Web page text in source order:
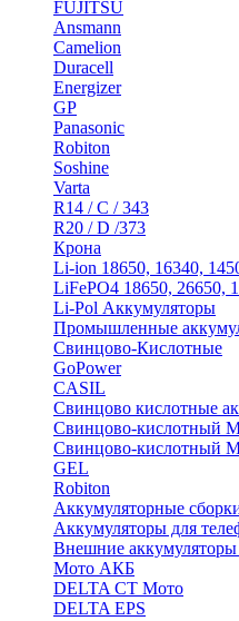
FUJITSU
Ansmann
Camelion
Duracell
Energizer
GP
Panasonic
Robiton
Soshine
Varta
R14 / C / 343
R20 / D /373
Крона
Li-ion 18650, 16340,
LiFePO4 18650, 26650,
Li-Pol Аккумуляторы
Промышленные
Свинцово-Кислотные
GoPower
CASIL
Свинцово кислотные
Cвинцово-кислотный
Cвинцово-кислотный
GEL
Robiton
Аккумуляторные
Аккумуляторы для
Внешние
Мото АКБ
DELTA CT Мото
DELTA EPS